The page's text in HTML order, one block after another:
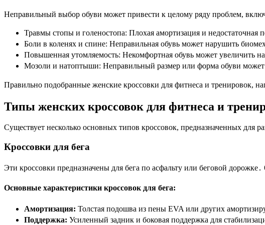
Неправильный выбор обуви может привести к целому ряду проблем,
Травмы стопы и голеностопа: Плохая амортизация и
Боли в коленях и спине: Неправильная обувь может нарушить
Повышенная утомляемость: Некомфортная обувь может увеличить
Мозоли и натоптыши: Неправильный размер или форма обуви
Правильно подобранные женские кроссовки для фитнеса и тренировок,
Типы женских кроссовок для фитнеса и
Существует несколько основных типов кроссовок, предназначенных для
Кроссовки для бега
Эти кроссовки предназначены для бега по асфальту или беговой
Основные характеристики кроссовок для бега:
Амортизация: Толстая подошва из пены EVA или других
Поддержка: Усиленный задник и боковая поддержка для